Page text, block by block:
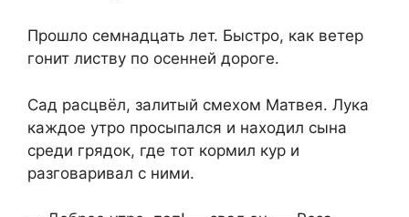
Прошло семнадцать лет. Быстро, как ветер
гонит листву по осенней дороге.
Сад расцвёл, залитый смехом Матвея. Лука
каждое утро просыпался и находил сына
среди грядок, где тот кормил кур и
разговаривал с ними.